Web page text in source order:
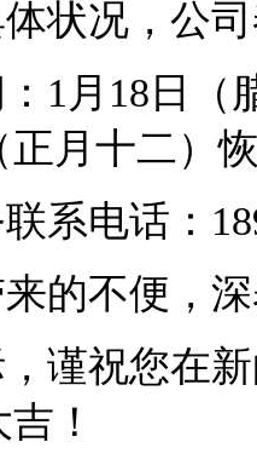
状况，公
1月18日（
正月十二）
系电话：
的不便，
谨祝您在
！